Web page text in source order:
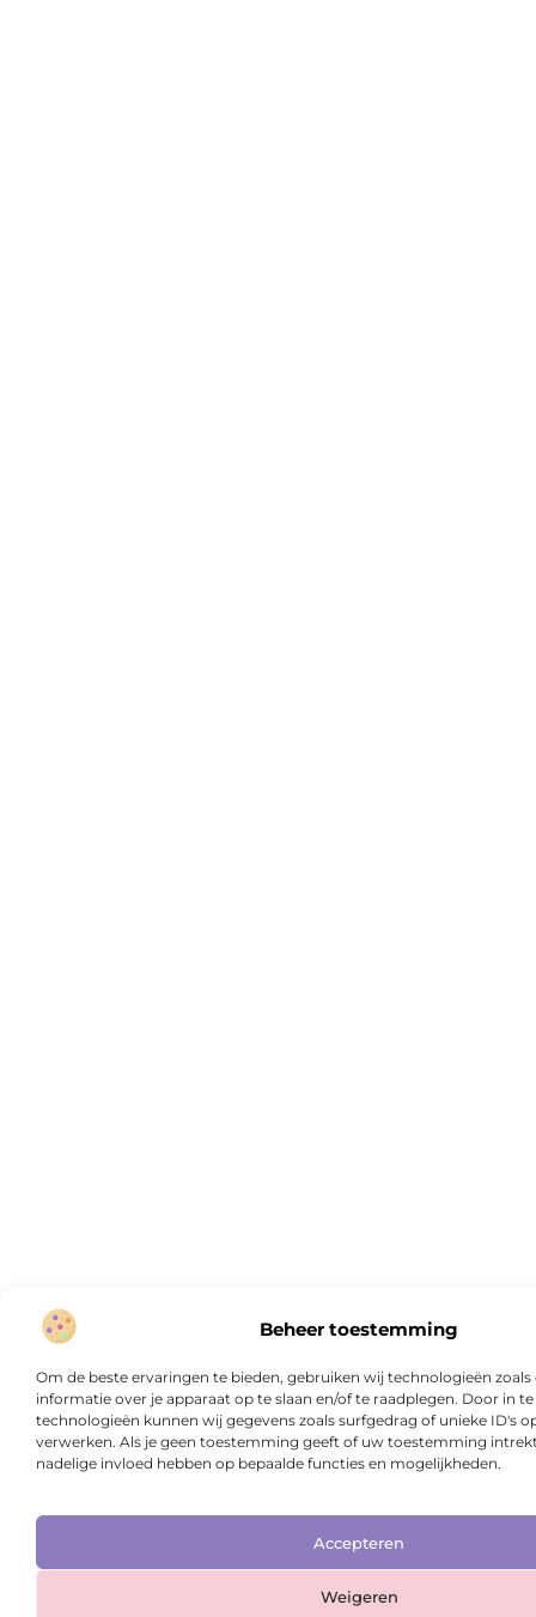
Beheer toestemming
Om de beste ervaringen te bieden, gebruiken wij technologieën
informatie over je apparaat op te slaan en/of te raadplegen. Door in
technologieën kunnen wij gegevens zoals surfgedrag of unieke ID's
verwerken. Als je geen toestemming geeft of uw toestemming
nadelige invloed hebben op bepaalde functies en mogelijkheden.
Accepteren
Weigeren